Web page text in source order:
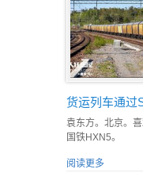
货运列车通过
袁东方。北京。
国铁HXN5。
阅读更多